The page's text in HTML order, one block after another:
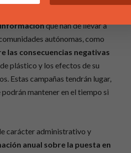
informaciónque han de llevar a
autónomas, como
las consecuencias negativas
plástico y los efectos de su
Estas campañas tendrán lugar,
mantener en el tiempo si
carácter administrativo y
anual sobre la puesta en